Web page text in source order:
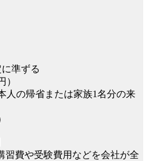
準ずる
）
人の帰省または家族1名分の来
習費や受験費用などを会社が全